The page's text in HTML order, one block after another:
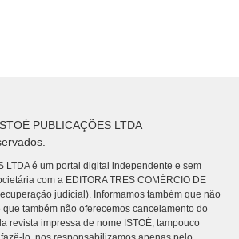
PUBLICAÇÕES LTDA
LTDA é um portal digital independente e sem
com a EDITORA TRES COMÉRCIO DE
judicial). Informamos também que não
também não oferecemos cancelamento do
revista impressa de nome ISTOÉ, tampouco